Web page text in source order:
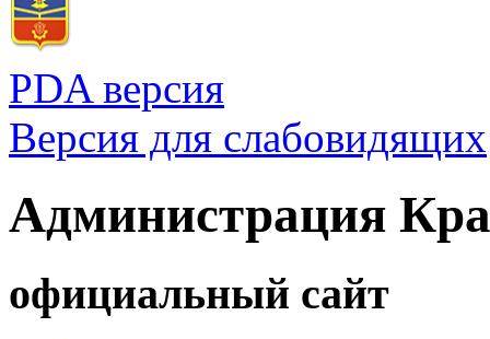
PDA версия
Версия для слабовидящих
Администрация
официальный сайт